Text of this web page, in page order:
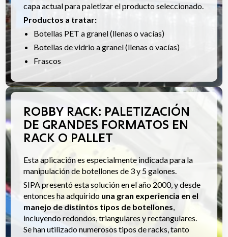
capa actual para paletizar el producto seleccionado.
Productos a tratar:
Botellas PET a granel (llenas o vacías)
Botellas de vidrio a granel (llenas o vacías)
Frascos
ROBBY RACK: PALETIZACIÓN
DE GRANDES FORMATOS EN
RACK O PALLET
Esta aplicación es especialmente indicada para la
manipulación de botellones de 3 y 5 galones.
SIPA presentó esta solución en el año 2000, y desde
entonces ha adquirido una gran experiencia en el
manejo de distintos tipos de botellones,
incluyendo redondos, triangulares y rectangulares.
Se han utilizado numerosos tipos de racks, tanto